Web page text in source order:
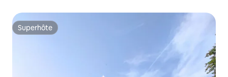
Superhôte
Superhôte